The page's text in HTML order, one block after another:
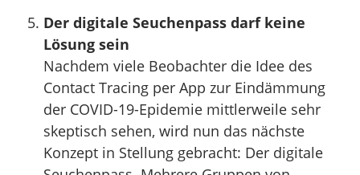
Der digitale Seuchenpass darf keine
Lösung sein
Nachdem viele Beobachter die Idee des
Contact Tracing per App zur Eindämmung
der COVID-19-Epidemie mittlerweile sehr
skeptisch sehen, wird nun das nächste
Konzept in Stellung gebracht: Der digitale